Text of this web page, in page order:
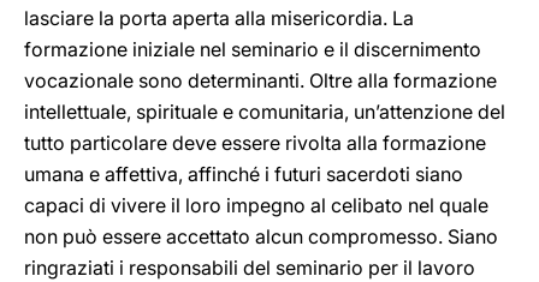
lasciare la porta aperta alla misericordia. La
formazione iniziale nel seminario e il discernimento
vocazionale sono determinanti. Oltre alla formazione
intellettuale, spirituale e comunitaria, un’attenzione del
tutto particolare deve essere rivolta alla formazione
umana e affettiva, affinché i futuri sacerdoti siano
capaci di vivere il loro impegno al celibato nel quale
non può essere accettato alcun compromesso. Siano
ringraziati i responsabili del seminario per il lavoro